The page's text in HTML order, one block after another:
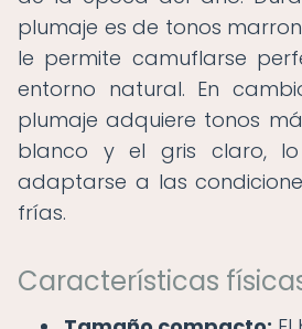
plumaje es de tonos
le permite camuflarse
entorno natural. En
plumaje adquiere tonos
blanco y el gris claro,
adaptarse a las
frías.
Características